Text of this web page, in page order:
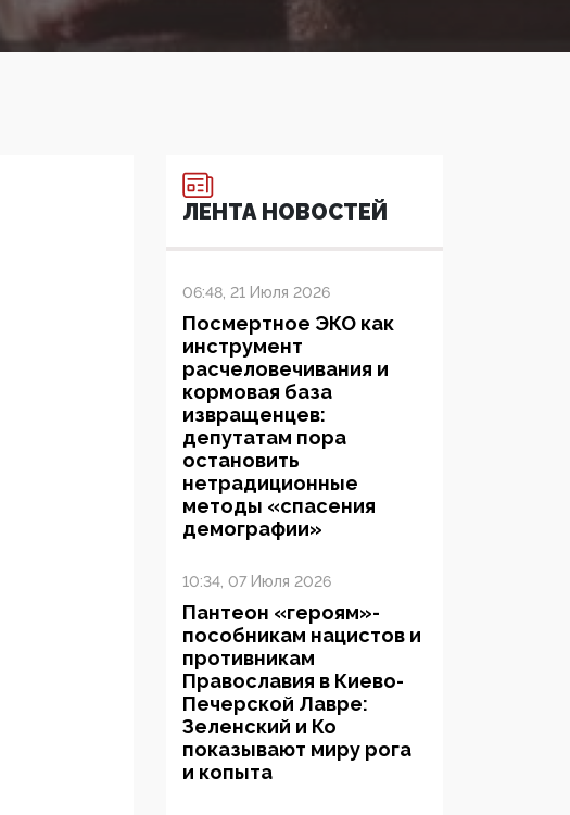
ЛЕНТА НОВОСТЕЙ
06:48, 21 Июля 2026
Посмертное ЭКО как
инструмент
расчеловечивания и
кормовая база
извращенцев:
депутатам пора
остановить
нетрадиционные
методы «спасения
демографии»
10:34, 07 Июля 2026
Пантеон «героям»-
пособникам нацистов и
противникам
Православия в Киево-
Печерской Лавре:
Зеленский и Ко
показывают миру рога
и копыта